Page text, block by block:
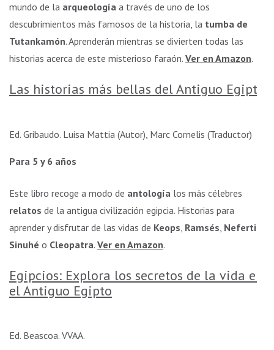
mundo de la arqueología a través de uno de los
descubrimientos más famosos de la historia, la tumba de
Tutankamón. Aprenderán mientras se divierten todas las
historias acerca de este misterioso faraón. Ver en Amazon.
Las historias más bellas del Antiguo Egipto
Ed. Gribaudo. Luisa Mattia (Autor), Marc Cornelis (Traductor)
Para 5 y 6 años
Este libro recoge a modo de antología los más célebres
relatos de la antigua civilización egipcia. Historias para
aprender y disfrutar de las vidas de Keops Ramsés Nefertiti
Sinuhé o Cleopatra. Ver en Amazon.
Egipcios: Explora los secretos de la vida en
el Antiguo Egipto
Ed. Beascoa. VVAA.